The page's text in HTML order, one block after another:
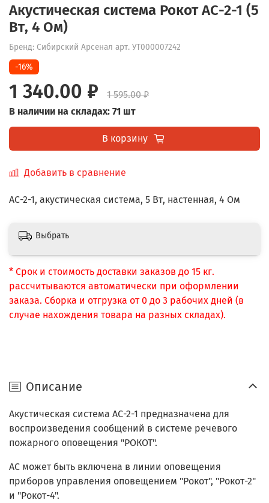
Акустическая система Рокот АС-2-1 (5
Вт, 4 Ом)
Бренд: Сибирский Арсенал арт. УТ000007242
-16%
1 340.00 ₽
1 595.00 ₽
В наличии на складах: 71 шт
В корзину
Добавить в сравнение
АС-2-1, акустическая система, 5 Вт, настенная, 4 Ом
Выбрать
* Срок и стоимость доставки заказов до 15 кг.
рассчитываются автоматически при оформлении
заказа. Сборка и отгрузка от 0 до 3 рабочих дней (в
случае нахождения товара на разных складах).
Описание
Акустическая система АС-2-1 предназначена для
воспроизведения сообщений в системе речевого
пожарного оповещения "РОКОТ".
АС может быть включена в линии оповещения
приборов управления оповещением "Рокот", "Рокот-2"
и "Рокот-4".